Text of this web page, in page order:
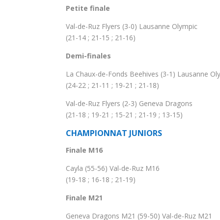
Petite finale
Val-de-Ruz Flyers (3-0) Lausanne Olympic
(21-14 ; 21-15 ; 21-16)
Demi-finales
La Chaux-de-Fonds Beehives (3-1) Lausanne
(24-22 ; 21-11 ; 19-21 ; 21-18)
Val-de-Ruz Flyers (2-3) Geneva Dragons
(21-18 ; 19-21 ; 15-21 ; 21-19 ; 13-15)
CHAMPIONNAT JUNIORS
Finale M16
Cayla (55-56) Val-de-Ruz M16
(19-18 ; 16-18 ; 21-19)
Finale M21
Geneva Dragons M21 (59-50) Val-de-Ruz M21